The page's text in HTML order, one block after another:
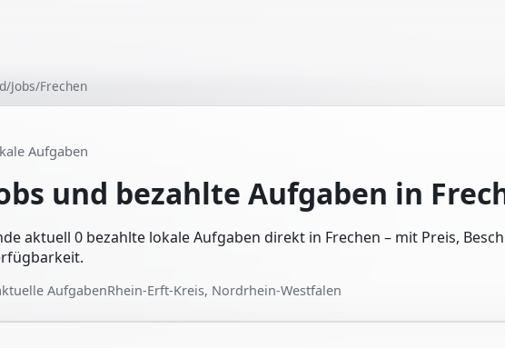
/Jobs/Frechen
Aufgaben
und bezahlte Aufgaben in
aktuell 0 bezahlte lokale Aufgaben direkt in Frechen – mit Preis,
AufgabenRhein-Erft-Kreis, Nordrhein-Westfalen